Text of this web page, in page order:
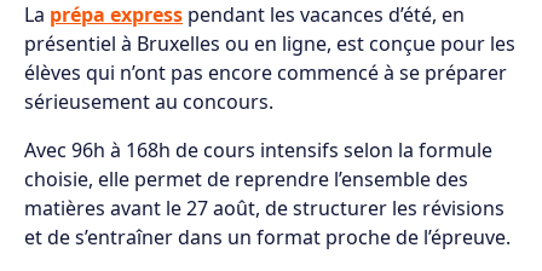
La prépa express pendant les vacances d’été, en
présentiel à Bruxelles ou en ligne, est conçue pour les
élèves qui n’ont pas encore commencé à se préparer
sérieusement au concours.
Avec 96h à 168h de cours intensifs selon la formule
choisie, elle permet de reprendre l’ensemble des
matières avant le 27 août, de structurer les révisions
et de s’entraîner dans un format proche de l’épreuve.